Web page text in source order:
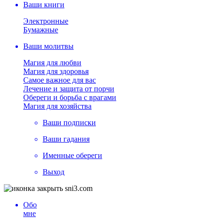
Ваши книги
Электронные
Бумажные
Ваши молитвы
Магия для любви
Магия для здоровья
Самое важное для вас
Лечение и защита от порчи
Обереги и борьба с врагами
Магия для хозяйства
Ваши подписки
Ваши гадания
Именные обереги
Выход
Обо
мне